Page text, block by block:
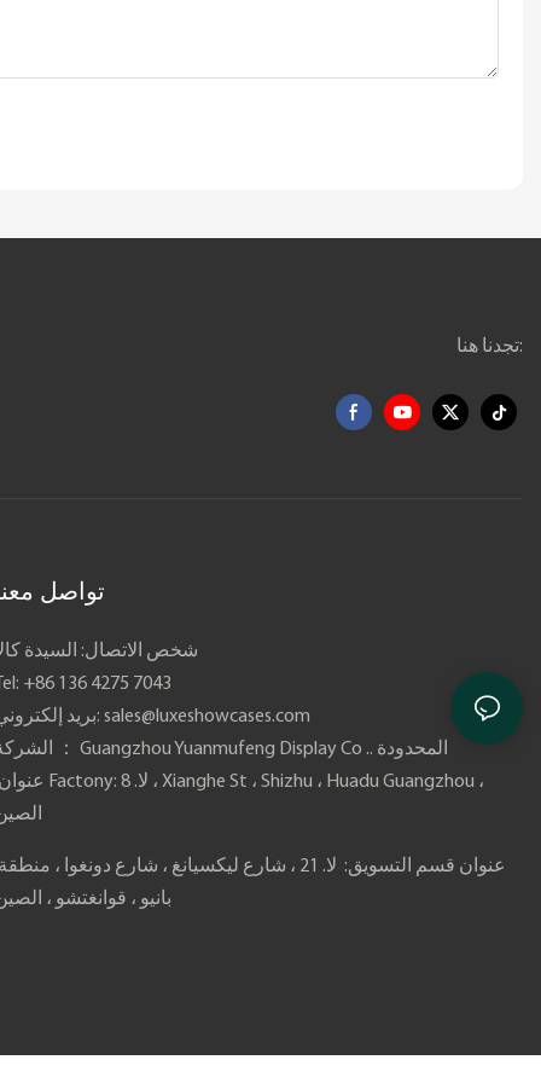
تجدنا هنا:
تواصل
شخص الاتصال: السيدة
+86 136 4275 7043
بريد إلكتروني: sales@luxeshowcases.com
عنوان Factony: لا. 8 ، Xianghe St ، Shizhu ، Huadu Guangzhou ،
بانيو ، قوانغتشو ،